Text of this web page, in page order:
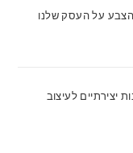
על העסק שלנו
בתקציב: 9 רעיונות יצירתיים לעיצוב